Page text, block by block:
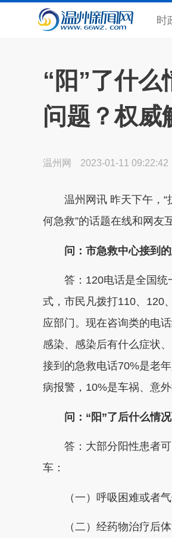
时
“阳”了什
问题？权威
温州网 2023-01-11 09:22:42
温州网讯 昨天下午，“抗
何急救”的话题在线和网友
问：市急救中心接到
答：120电话是全国统一
式，市民凡拨打110、120
应部门。现在咨询类的电
感染、感染后有什么症状
接到的急救电话70%是老
病报警，10%是车祸、意
问：“阳”了后什么情
答：大部分阳性患者可
车：
（一）呼吸困难或者气
（二）经药物治疗后体